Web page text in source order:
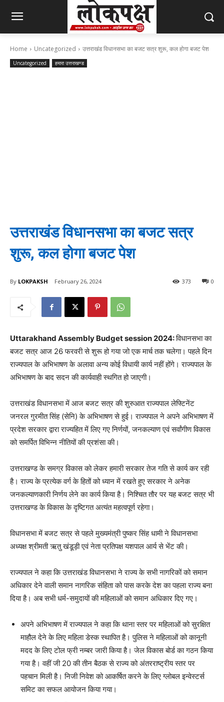
Home Uncategorized उत्तराखंड विधानसभा का बजट सत्र शुरू, कल होगा बजट पेश
Uncategorized हमारा उत्तराखण्ड
उत्तराखंड विधानसभा का बजट सत्र
शुरू, कल होगा बजट पेश
By LOKPAKSH February 26, 2024 0
373
Uttarakhand Assembly Budget session 2024:विधानसभा का
बजट सत्र आज 26 फरवरी से शुरू हो गया जो एक मार्च तक चलेगा। पहले दिन
राज्यपाल के अभिभाषण के अलावा अन्य कोई विधायी कार्य नहीं होंगे। राज्यपाल के
अभिभाषण के बाद सदन की कार्यवाही स्थगित हो जाएगी।
उत्तराखंड विधानसभा में आज बजट सत्र की शुरुआत राज्यपाल लेफ्टिनेंट
जनरल गुरमीत सिंह (सेनि) के अभिभाषण से हुई। राज्यपाल ने अपने अभिभाषण में
प्रदेश सरकार द्वारा राज्यहित में लिए गए निर्णयों, जनकल्याण एवं सर्वांगीण विकास
को समर्पित विभिन्न नीतियों की प्रशंसा की।
उत्तराखण्ड के समग्र विकास को लेकर हमारी सरकार तेज गति से कार्य कर रही
है। राज्य के प्रत्येक वर्ग के हितों को ध्यान में रखते हुए सरकार ने अनेक
जनकल्याणकारी निर्णय लेने का कार्य किया है। निश्चित तौर पर यह बजट सत्र भी
उत्तराखण्ड के विकास के दृष्टिगत अत्यंत महत्वपूर्ण रहेगा।
विधानसभा में बजट सत्र से पहले मुख्यमंत्री पुष्कर सिंह धामी ने विधानसभा
अध्यक्ष श्रीमती ऋतु खंडूड़ी एवं नेता प्रतिपक्ष यशपाल आर्य से भेंट की।
राज्यपाल ने कहा कि उत्तराखंड विधानसभा ने राज्य के सभी नागरिकों को समान
अधिकार देने वाली समान नागरिक संहिता को पास करके देश का पहला राज्य बना
दिया है। अब सभी धर्म-समुदायों की महिलाओं को समान अधिकार दिए गए।
अपने अभिभाषण में राज्यपाल ने कहा कि थाना स्तर पर महिलाओं को सुरक्षित
माहौल देने के लिए महिला डेस्क स्थापित है। पुलिस ने महिलाओं को कानूनी
मदद के लिए टोल फ्री नम्बर जारी किया है। जेल विकास बोर्ड का गठन किया
गया है। वहीं जी 20 की तीन बैठक से राज्य को अंतरराष्ट्रीय स्तर पर
पहचान मिली है। निजी निवेश को आकर्षित करने के लिए ग्लोबल इन्वेस्टर्स
समिट का सफल आयोजन किया गया।